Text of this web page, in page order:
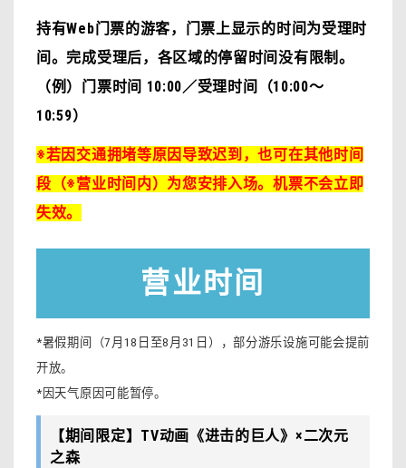
持有Web门票的游客，门票上显示的时间为受理时
间。完成受理后，各区域的停留时间没有限制。
（例）门票时间 10:00／受理时间（10:00～
10:59）
※若因交通拥堵等原因导致迟到，也可在其他时间
段（※营业时间内）为您安排入场。机票不会立即
失效。
营业时间
*暑假期间（7月18日至8月31日），部分游乐设施可能会提前
开放。
*因天气原因可能暂停。
【期间限定】TV动画《进击的巨人》×二次元
之森